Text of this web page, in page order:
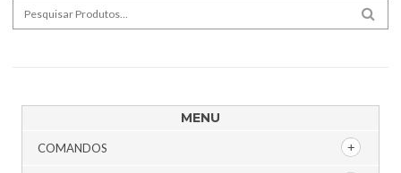
Search for:
MENU
COMANDOS